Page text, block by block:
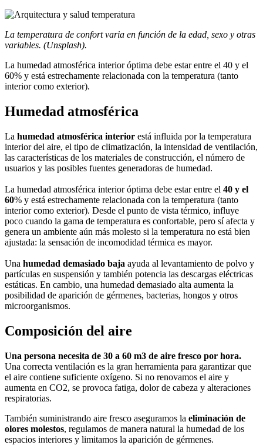
La temperatura de confort varia en función de la edad, sexo y otras
variables. (Unsplash).
La humedad atmosférica interior óptima debe estar entre el 40 y el
60% y está estrechamente relacionada con la temperatura (tanto
interior como exterior).
Humedad atmosférica
La humedad atmosférica interior está influida por la temperatura
interior del aire, el tipo de climatización, la intensidad de ventilación,
las características de los materiales de construcción, el número de
usuarios y las posibles fuentes generadoras de humedad.
La humedad atmosférica interior óptima debe estar entre el 40 y el
60% y está estrechamente relacionada con la temperatura (tanto
interior como exterior). Desde el punto de vista térmico, influye
poco cuando la gama de temperatura es confortable, pero sí afecta y
genera un ambiente aún más molesto si la temperatura no está bien
ajustada: la sensación de incomodidad térmica es mayor.
Una humedad demasiado baja ayuda al levantamiento de polvo y
partículas en suspensión y también potencia las descargas eléctricas
estáticas. En cambio, una humedad demasiado alta aumenta la
posibilidad de aparición de gérmenes, bacterias, hongos y otros
microorganismos.
Composición del aire
Una persona necesita de 30 a 60 m3 de aire fresco por hora.
Una correcta ventilación es la gran herramienta para garantizar que
el aire contiene suficiente oxígeno. Si no renovamos el aire y
aumenta en CO2, se provoca fatiga, dolor de cabeza y alteraciones
respiratorias.
También suministrando aire fresco aseguramos la eliminación de
olores molestos, regulamos de manera natural la humedad de los
espacios interiores y limitamos la aparición de gérmenes.